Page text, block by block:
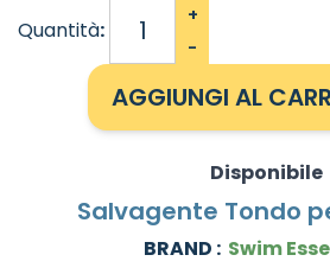
Quantità:
+
-
AGGIUNGI AL
Disponibile
Salvagente Tondo
BRAND : Swim